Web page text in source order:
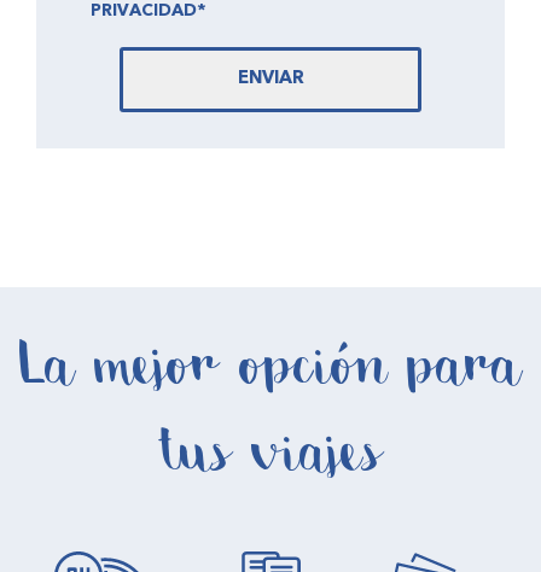
PRIVACIDAD*
ENVIAR
La mejor opción para
tus viajes